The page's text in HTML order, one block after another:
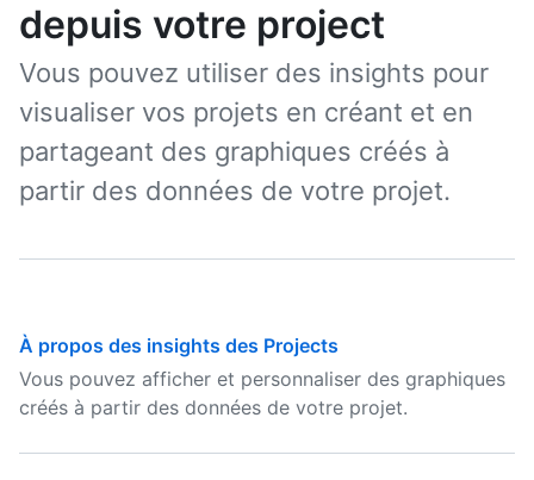
depuis votre project
Vous pouvez utiliser des insights pour
visualiser vos projets en créant et en
partageant des graphiques créés à
partir des données de votre projet.
À propos des insights des Projects
Vous pouvez afficher et personnaliser des graphiques
créés à partir des données de votre projet.